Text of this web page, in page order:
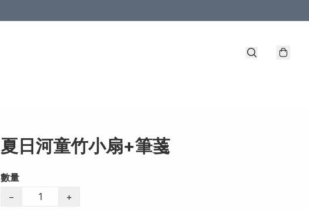
夏日河童竹小扇+筆菚
數量
−
+